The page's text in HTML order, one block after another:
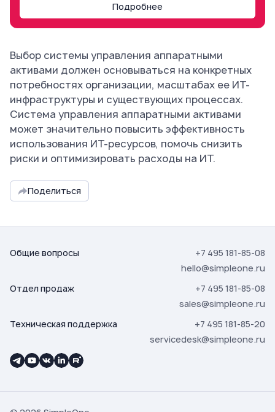
Подробнее
Выбор системы управления аппаратными
активами должен основываться на конкретных
потребностях организации, масштабах ее ИТ-
инфраструктуры и существующих процессах.
Система управления аппаратными активами
может значительно повысить эффективность
использования ИТ-ресурсов, помочь снизить
риски и оптимизировать расходы на ИТ.
Поделиться
Общие вопросы
+7 495 181-85-08
hello@simpleone.ru
Отдел продаж
+7 495 181-85-08
sales@simpleone.ru
Техническая поддержка
+7 495 181-85-20
servicedesk@simpleone.ru